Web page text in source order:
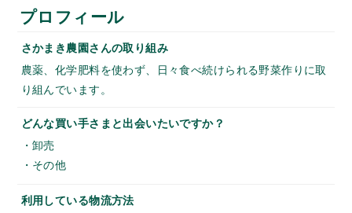
プロフィール
さかまき農園さんの取り組み
農薬、化学肥料を使わず、日々食べ続けられる野菜作りに取
り組んでいます。
どんな買い手さまと出会いたいですか？
・卸売
・その他
利用している物流方法